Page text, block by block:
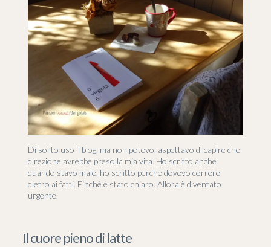
Di solito uso il blog, ma non potevo, aspettavo di capire che
direzione avrebbe preso la mia vita. Ho scritto anche
quando stavo male, ho scritto perché dovevo correre
dietro ai fatti. Finché è stato chiaro. Allora è diventato
urgente.
Il cuore pieno di latte